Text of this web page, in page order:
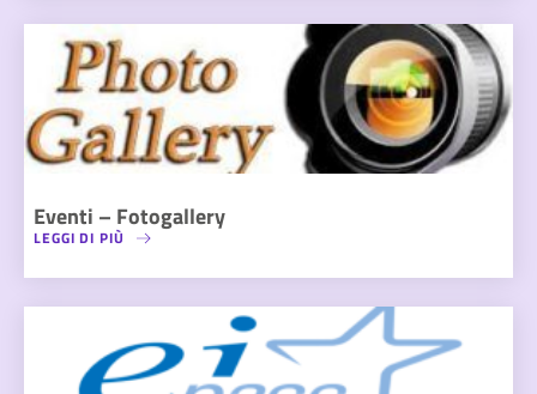
Eventi – Fotogallery
LEGGI DI PIÙ